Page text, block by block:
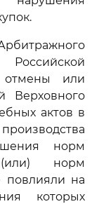
отмены или
Верховного
актов в
норм
норм
повлияли на
которых